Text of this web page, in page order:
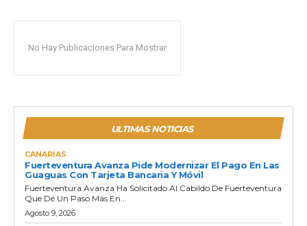
No Hay Publicaciones Para Mostrar
ULTIMAS NOTICIAS
CANARIAS
Fuerteventura Avanza Pide Modernizar El Pago En Las
Guaguas Con Tarjeta Bancaria Y Móvil
Fuerteventura Avanza Ha Solicitado Al Cabildo De Fuerteventura
Que Dé Un Paso Más En...
Agosto 9, 2026